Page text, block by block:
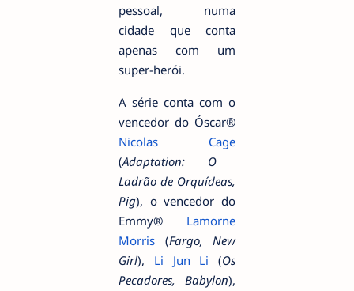
pessoal, numa
cidade que conta
apenas com um
super-herói.
A série conta com o
vencedor do Óscar®
Nicolas Cage
(Adaptation: O
Ladrão de Orquídeas,
Pig), o vencedor do
Emmy® Lamorne
Morris (Fargo, New
Girl), Li Jun Li (Os
Pecadores, Babylon),